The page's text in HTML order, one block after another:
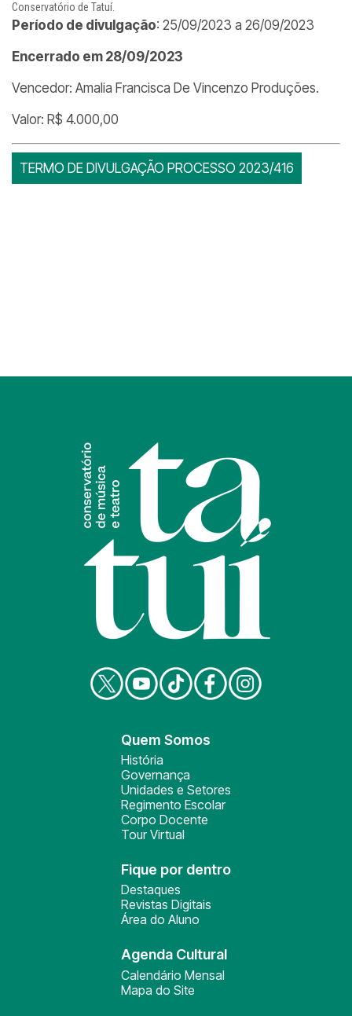
Conservatório de Tatuí.
Período de divulgação: 25/09/2023 a 26/09/2023
Encerrado em 28/09/2023
Vencedor: Amalia Francisca De Vincenzo Produções.
Valor: R$ 4.000,00
TERMO DE DIVULGAÇÃO PROCESSO 2023/416
Quem Somos
História
Governança
Unidades e Setores
Regimento Escolar
Corpo Docente
Tour Virtual
Fique por dentro
Destaques
Revistas Digitais
Área do Aluno
Agenda Cultural
Calendário Mensal
Mapa do Site